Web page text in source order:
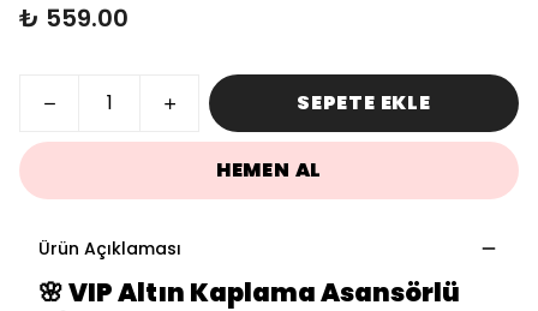
₺ 559.00
SEPETE EKLE
HEMEN AL
Ürün Açıklaması
🌸VIP Altın Kaplama Asansörlü